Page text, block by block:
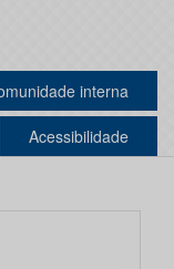
interna
Acessibilidade